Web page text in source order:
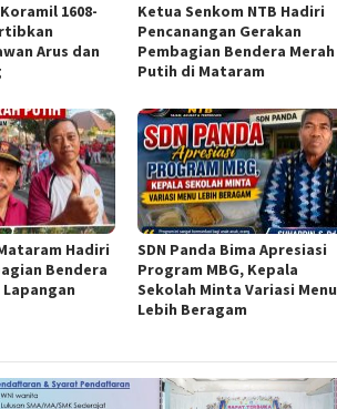
1608-
Arus dan
Ketua Senkom NTB Hadiri
Pencanangan Gerakan
Pembagian Bendera Merah
Putih di Mataram
Hadiri
Bendera
SDN Panda Bima Apresiasi
Program MBG, Kepala
Sekolah Minta Variasi Menu
Lebih Beragam